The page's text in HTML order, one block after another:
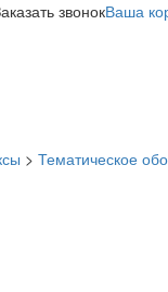
Ваша
звонок
> Тематическое